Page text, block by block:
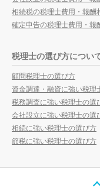
相続税の税理士費用・報酬
確定申告の税理士費用・報
税理士の選び方につい
顧問税理士の選び方
資金調達・融資に強い税理
税務調査に強い税理士の選
会社設立に強い税理士の選
相続に強い税理士の選び方
節税に強い税理士の選び方